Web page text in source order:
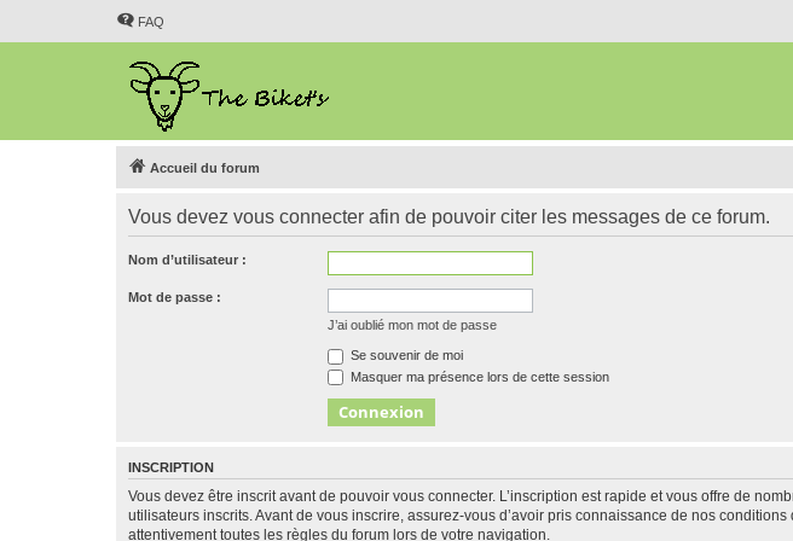
FAQ
Accueil du forum
Vous devez vous connecter afin de pouvoir citer les messages de ce forum.
Nom d’utilisateur :
Mot de passe :
J’ai oublié mon mot de passe
Se souvenir de moi
Masquer ma présence lors de cette session
INSCRIPTION
Vous devez être inscrit avant de pouvoir vous connecter. L’inscription est rapide et vous offre de
utilisateurs inscrits. Avant de vous inscrire, assurez-vous d’avoir pris connaissance de nos
attentivement toutes les règles du forum lors de votre navigation.